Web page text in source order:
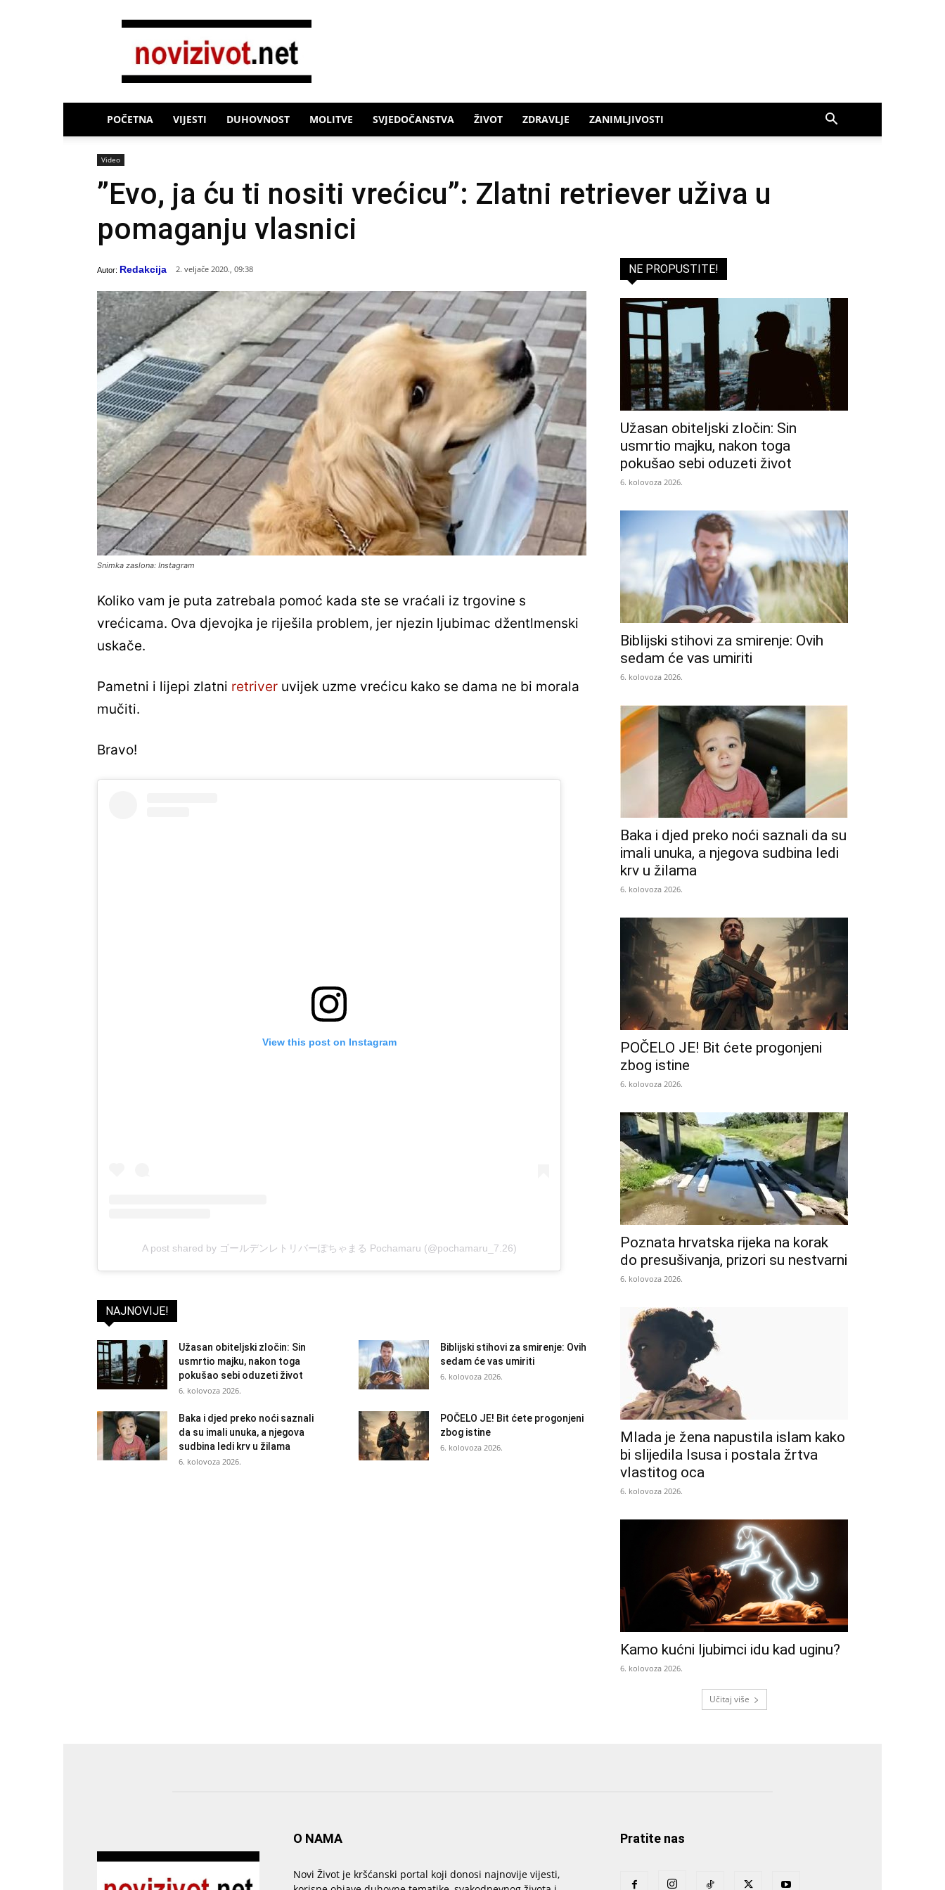
Novi
POČETNA VIJESTI DUHOVNOST MOLITVE SVJEDOČANSTVA ŽIVOT ZDRAVLJE ZANIMLJIVOSTI
Video
”Evo, ja ću ti nositi vrećicu”: Zlatni retriever uživa u
pomaganju vlasnici
Autor: Redakcija 2. veljače 2020., 09:38
Snimka zaslona: Instagram
Koliko vam je puta zatrebala pomoć kada ste se vraćali iz trgovine s
vrećicama. Ova djevojka je riješila problem, jer njezin ljubimac džentlmenski
uskače.
Pametni i lijepi zlatni retriver uvijek uzme vrećicu kako se dama ne bi morala
mučiti.
Bravo!
View this post on Instagram
A post shared by ゴールデンレトリバーぽちゃまる Pochamaru (@pochamaru_7.26)
NAJNOVIJE!
Užasan obiteljski zločin: Sin
usmrtio majku, nakon toga
pokušao sebi oduzeti život
6. kolovoza 2026.
Biblijski stihovi za smirenje: Ovih
sedam će vas umiriti
6. kolovoza 2026.
Baka i djed preko noći saznali
da su imali unuka, a njegova
sudbina ledi krv u žilama
6. kolovoza 2026.
POČELO JE! Bit ćete progonjeni
zbog istine
6. kolovoza 2026.
NE PROPUSTITE!
Užasan obiteljski zločin: Sin
usmrtio majku, nakon toga
pokušao sebi oduzeti život
6. kolovoza 2026.
Biblijski stihovi za smirenje: Ovih
sedam će vas umiriti
6. kolovoza 2026.
Baka i djed preko noći saznali da su
imali unuka, a njegova sudbina ledi
krv u žilama
6. kolovoza 2026.
POČELO JE! Bit ćete progonjeni
zbog istine
6. kolovoza 2026.
Poznata hrvatska rijeka na korak
do presušivanja, prizori su nestvarni
6. kolovoza 2026.
Mlada je žena napustila islam kako
bi slijedila Isusa i postala žrtva
vlastitog oca
6. kolovoza 2026.
Kamo kućni ljubimci idu kad uginu?
6. kolovoza 2026.
Učitaj više
O NAMA
Novi Život je kršćanski portal koji donosi najnovije vijesti,
Pratite nas